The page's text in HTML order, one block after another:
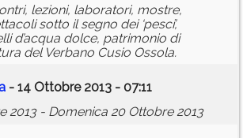
lezioni, laboratori, mostre,
sotto il segno dei ‘pesci’,
d’acqua dolce, patrimonio di
del Verbano Cusio Ossola.
- 14 Ottobre 2013 - 07:11
2013 - Domenica 20 Ottobre 2013